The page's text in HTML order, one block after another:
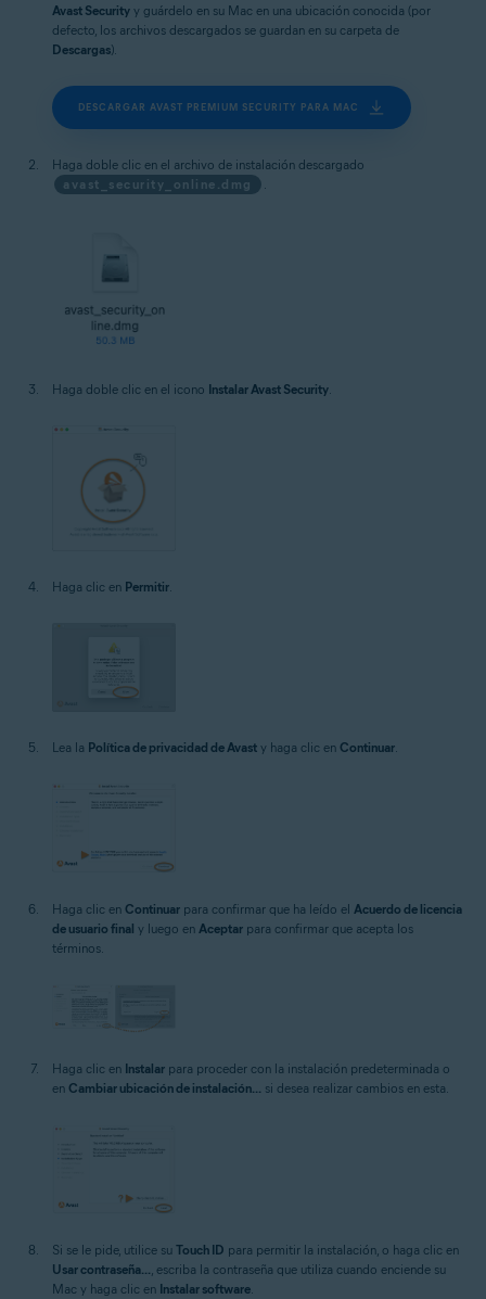
Apple macOS 10.15.x (Catalina)
Apple macOS 10.14.x (Mojave)
Apple macOS 10.13.x (High Sierra)
Avast Security y guárdelo en su Mac en una ubicación conocida (por
defecto, los archivos descargados se guardan en su carpeta de
Descargas).
DESCARGAR AVAST PREMIUM SECURITY PARA MAC
Haga doble clic en el archivo de instalación descargado
avast_security_online.dmg
.
Haga doble clic en el icono Instalar Avast Security.
Haga clic en Permitir.
Lea la Política de privacidad de Avast y haga clic en Continuar
Haga clic en Continuar para confirmar que ha leído el Acuerdo de licencia
de usuario final y luego en Aceptar para confirmar que acepta los
términos.
Haga clic en Instalar para proceder con la instalación predeterminada o
en Cambiar ubicación de instalación... si desea realizar cambios en esta.
Si se le pide, utilice su Touch ID para permitir la instalación, o haga clic en
Usar contraseña..., escriba la contraseña que utiliza cuando enciende su
Mac y haga clic en Instalar software.